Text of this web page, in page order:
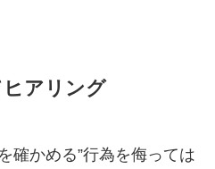
アリング
確かめる”行為を侮っては